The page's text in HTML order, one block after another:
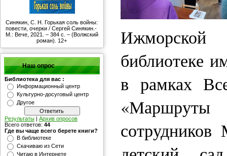
Синякин, С. Н. Горькая соль войны:
повести, очерки / Сергей Синякин.-
М.: Вече, 2021. – 384 с. – (Волжский
роман). 12+
Наш опрос
Библиотека для вас :
Информационный центр
Культурно-досуговый центр
Другое
Результаты | Архив опросов
Всего ответов: 44
Где вы чаще всего берете книги?
В библиотеке
Скачиваю из Сети
Читаю в Интернете
библиотеке
в рамках